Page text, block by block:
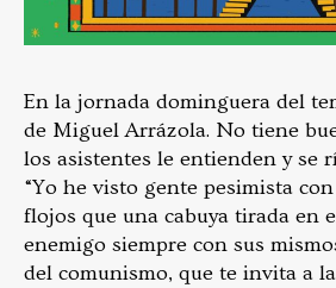
En la jornada dominguera del
de Miguel Arrázola. No tiene
los asistentes le entienden y se
“Yo he visto gente pesimista
flojos que una cabuya tirada en
enemigo siempre con sus
del comunismo, que te invita a